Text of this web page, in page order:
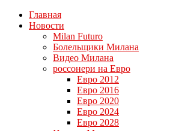
Главная
Новости
Milan Futuro
Болельщики Милана
Видео Милана
россонери на Евро
Евро 2012
Евро 2016
Евро 2020
Евро 2024
Евро 2028